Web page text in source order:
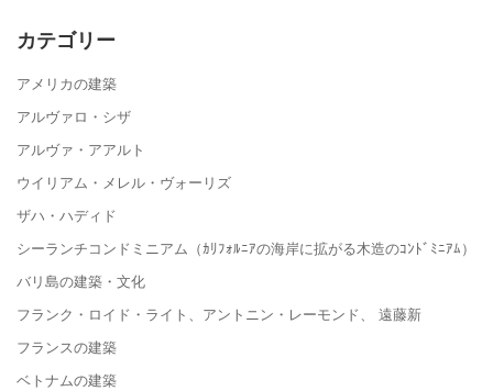
カテゴリー
アメリカの建築
アルヴァロ・シザ
アルヴァ・アアルト
ウイリアム・メレル・ヴォーリズ
ザハ・ハディド
シーランチコンドミニアム（ｶﾘﾌｫﾙﾆｱの海岸に拡がる木造のｺﾝﾄﾞﾐﾆｱﾑ）
バリ島の建築・文化
フランク・ロイド・ライト、アントニン・レーモンド、 遠藤新
フランスの建築
ベトナムの建築